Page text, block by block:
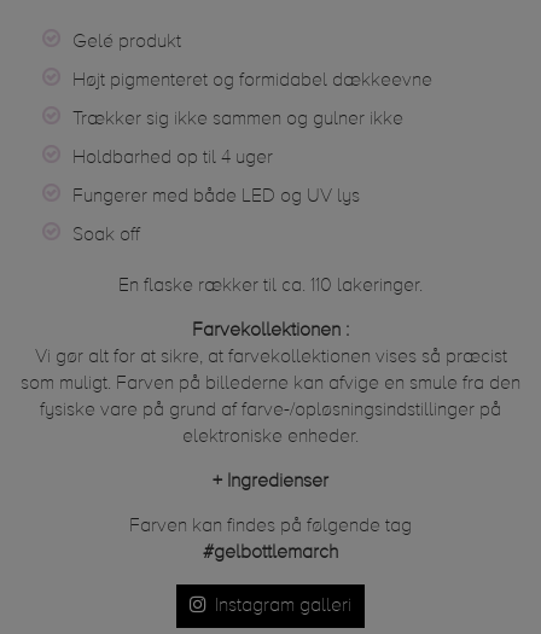
Gelé produkt
Højt pigmenteret og formidabel dækkeevne
Trækker sig ikke sammen og gulner ikke
Holdbarhed op til 4 uger
Fungerer med både LED og UV lys
Soak off
En flaske rækker til ca. 110 lakeringer.
Farvekollektionen :
Vi gør alt for at sikre, at farvekollektionen vises så præcist
som muligt. Farven på billederne kan afvige en smule fra den
fysiske vare på grund af farve-/opløsningsindstillinger på
elektroniske enheder.
+ Ingredienser
Farven kan findes på følgende tag
#gelbottlemarch
Instagram galleri